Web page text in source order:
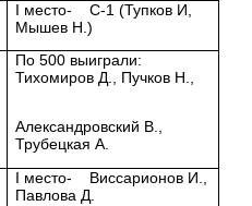
I место- С-1 (Тупков И,
Мышев Н.)
По 500 выиграли:
Тихомиров Д., Пучков Н.,
Александровский В.,
Трубецкая А.
I место- Виссарионов И.,
Павлова Д.